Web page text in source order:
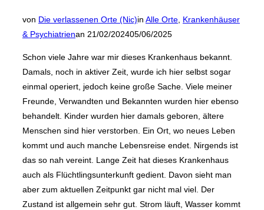
von Die verlassenen Orte (Nic)in Alle Orte Krankenhäuser
& Psychiatrienan Veröffentlicht
21/02/202405/06/2025
Schon viele Jahre war mir dieses Krankenhaus bekannt.
Damals, noch in aktiver Zeit, wurde ich hier selbst sogar
einmal operiert, jedoch keine große Sache. Viele meiner
Freunde, Verwandten und Bekannten wurden hier ebenso
behandelt. Kinder wurden hier damals geboren, ältere
Menschen sind hier verstorben. Ein Ort, wo neues Leben
kommt und auch manche Lebensreise endet. Nirgends ist
das so nah vereint. Lange Zeit hat dieses Krankenhaus
auch als Flüchtlingsunterkunft gedient. Davon sieht man
aber zum aktuellen Zeitpunkt gar nicht mal viel. Der
Zustand ist allgemein sehr gut. Strom läuft, Wasser kommt